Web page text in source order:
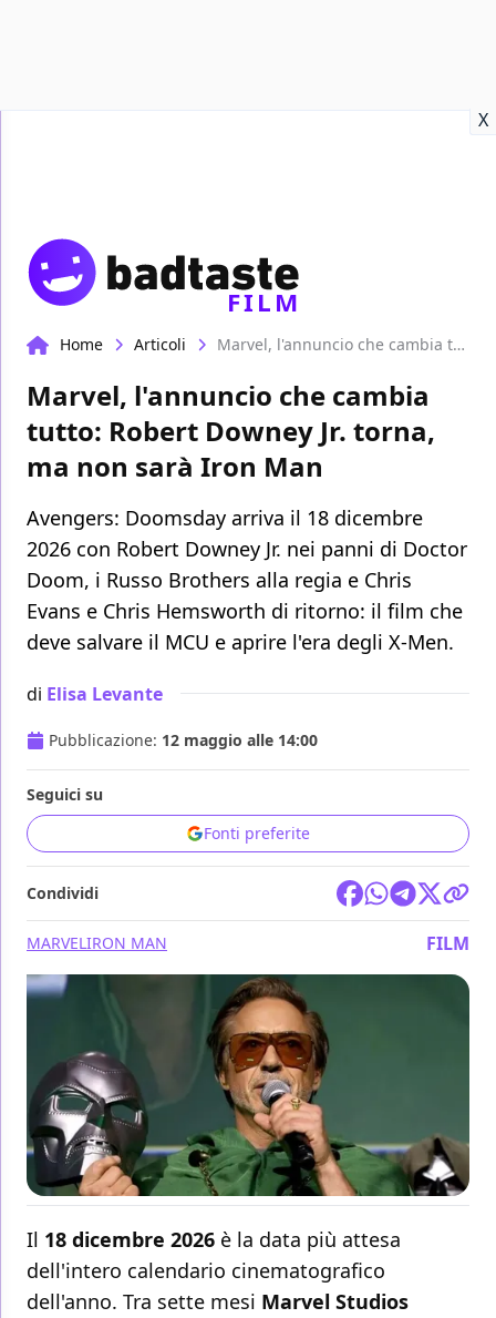
X
FILM
Home Articoli Marvel, l'annuncio che cambia tutto: Robert Downey Jr. torna, ma non sarà Iron Man
Marvel, l'annuncio che cambia
tutto: Robert Downey Jr. torna,
ma non sarà Iron Man
Avengers: Doomsday arriva il 18 dicembre
2026 con Robert Downey Jr. nei panni di Doctor
Doom, i Russo Brothers alla regia e Chris
Evans e Chris Hemsworth di ritorno: il film che
deve salvare il MCU e aprire l'era degli X-Men.
di Elisa Levante
Pubblicazione: 12 maggio alle 14:00
Seguici su
Fonti preferite
Condividi
MARVELIRON MAN FILM
Il 18 dicembre 2026 è la data più attesa
dell'intero calendario cinematografico
dell'anno. Tra sette mesi Marvel Studios